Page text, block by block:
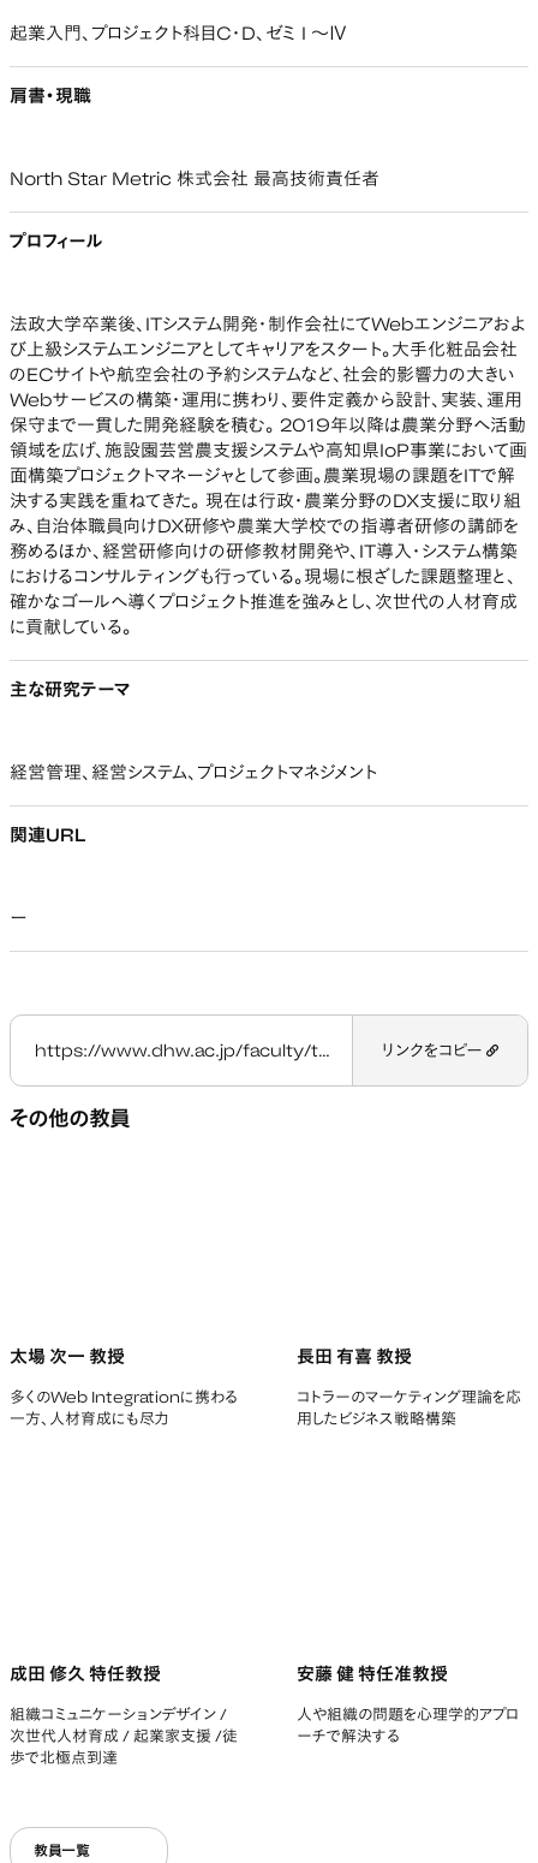
起業入門、プロジェクト科目C・D、ゼミ I ～Ⅳ
肩書・現職
North Star Metric 株式会社 最高技術責任者
プロフィール
法政大学卒業後、ITシステム開発・制作会社にてWebエンジニアおよ
び上級システムエンジニアとしてキャリアをスタート。大手化粧品会社
のECサイトや航空会社の予約システムなど、社会的影響力の大きい
Webサービスの構築・運用に携わり、要件定義から設計、実装、運用
保守まで一貫した開発経験を積む。 2019年以降は農業分野へ活動
領域を広げ、施設園芸営農支援システムや高知県IoP事業において画
面構築プロジェクトマネージャとして参画。農業現場の課題をITで解
決する実践を重ねてきた。 現在は行政・農業分野のDX支援に取り組
み、自治体職員向けDX研修や農業大学校での指導者研修の講師を
務めるほか、経営研修向けの研修教材開発や、IT導入・システム構築
におけるコンサルティングも行っている。現場に根ざした課題整理と、
確かなゴールへ導くプロジェクト推進を強みとし、次世代の人材育成
に貢献している。
主な研究テーマ
経営管理、経営システム、プロジェクトマネジメント
関連URL
ー
https://www.dhw.ac.jp/faculty/teacher/hirano-kodai/ リンクをコピー
その他の教員
太場 次一 教授
多くのWeb Integrationに携わる
一方、人材育成にも尽力
長田 有喜 教授
コトラーのマーケティング理論を応
用したビジネス戦略構築
成田 修久 特任教授
組織コミュニケーションデザイン /
次世代人材育成 / 起業家支援 /徒
歩で北極点到達
安藤 健 特任准教授
人や組織の問題を心理学的アプロ
ーチで解決する
教員一覧